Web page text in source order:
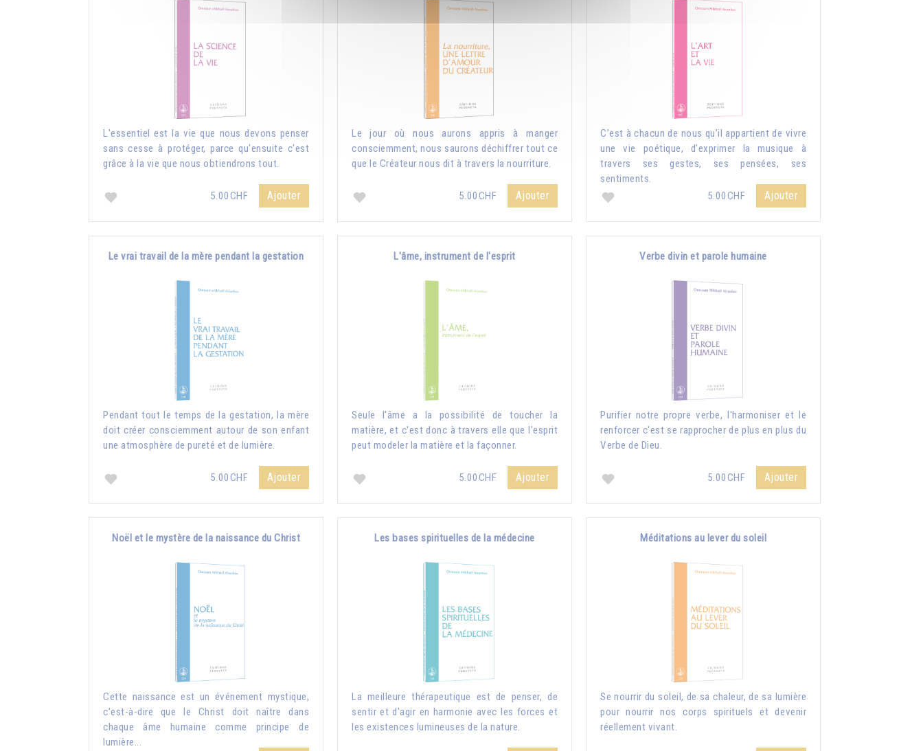
L'essentiel est la vie que nous devons penser
sans cesse à protéger, parce qu'ensuite c'est
grâce à la vie que nous obtiendrons tout.
5.00CHF Ajouter
Le jour où nous aurons appris à manger
consciemment, nous saurons déchiffrer tout ce
que le Créateur nous dit à travers la nourriture.
5.00CHF Ajouter
C’est à chacun de nous qu’il appartient de vivre
une vie poétique, d’exprimer la musique à
travers ses gestes, ses pensées, ses
sentiments.
5.00CHF
Ajouter
Le vrai travail de la mère pendant la gestation
Pendant tout le temps de la gestation, la mère
doit créer consciemment autour de son enfant
une atmosphère de pureté et de lumière.
5.00CHF Ajouter
L'âme, instrument de l'esprit
Seule l'âme a la possibilité de toucher la
matière, et c'est donc à travers elle que l'esprit
peut modeler la matière et la façonner.
5.00CHF Ajouter
Verbe divin et parole humaine
Purifier notre propre verbe, l'harmoniser et le
renforcer c'est se rapprocher de plus en plus du
Verbe de Dieu.
5.00CHF Ajouter
Noël et le mystère de la naissance du Christ
Cette naissance est un événement mystique,
c'est-à-dire que le Christ doit naître dans
chaque âme humaine comme principe de
lumière...
Les bases spirituelles de la médecine
La meilleure thérapeutique est de penser, de
sentir et d'agir en harmonie avec les forces et
les existences lumineuses de la nature.
Méditations au lever du soleil
Se nourrir du soleil, de sa chaleur, de sa lumière
pour nourrir nos corps spirituels et devenir
réellement vivant.